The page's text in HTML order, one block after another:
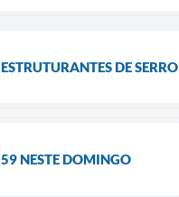
DE SERRO
NESTE DOMINGO